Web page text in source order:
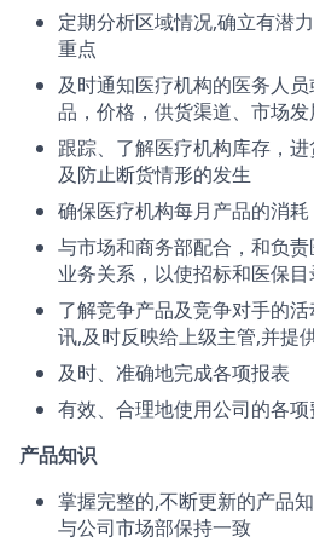
定期分析区域情况,确立有潜
重点
及时通知医疗机构的医务人
品，价格，供货渠道、市场
跟踪、了解医疗机构库存，
及防止断货情形的发生
确保医疗机构每月产品的消
与市场和商务部配合，和负
业务关系，以使招标和医保
了解竞争产品及竞争对手的
讯,及时反映给上级主管,并提
及时、准确地完成各项报表
有效、合理地使用公司的各
产品知识
掌握完整的,不断更新的产品
与公司市场部保持一致